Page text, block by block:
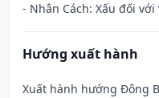
- Nhân Cách: Xấu đối
Hướng xuất hành
Xuất hành hướng Đông